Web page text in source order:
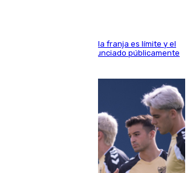
del cuadro de la franja es límite y el
del club madrileño ha denunciado públicamente